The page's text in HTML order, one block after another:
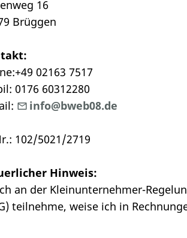
16
Brüggen
02163 7517
0176 60312280
info@bweb08.de
102/5021/2719
Hinweis:
an der Kleinunternehmer-
teilnehme, weise ich in